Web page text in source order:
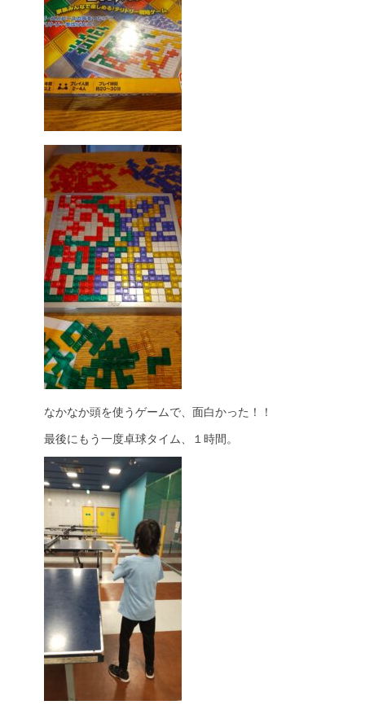
なかなか頭を使うゲームで、面白かった！！
最後にもう一度卓球タイム、１時間。